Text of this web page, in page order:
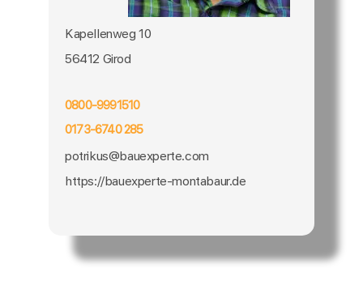
Kapellenweg 10
56412 Girod
0800-9991510
0173-6740 285
potrikus@bauexperte.com
https://bauexperte-montabaur.de